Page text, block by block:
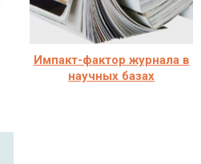
Импакт-фактор журнала в
научных базах